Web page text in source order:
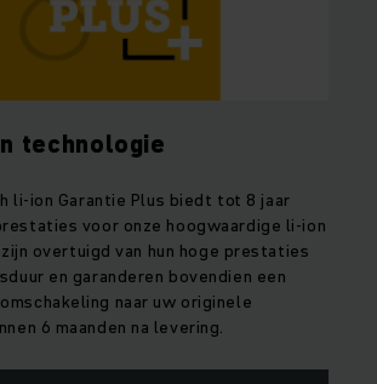
technologie
li-ion Garantie Plus biedt tot 8 jaar
voor onze hoogwaardige li-ion
overtuigd van hun hoge prestaties
en garanderen bovendien een
naar uw originele
6 maanden na levering.